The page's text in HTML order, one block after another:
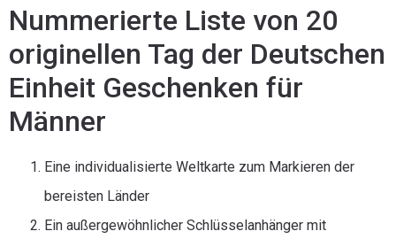
Nummerierte Liste von 20
originellen Tag der Deutschen
Einheit Geschenken für
Männer
Eine individualisierte Weltkarte zum Markieren der
bereisten Länder
Ein außergewöhnlicher Schlüsselanhänger mit